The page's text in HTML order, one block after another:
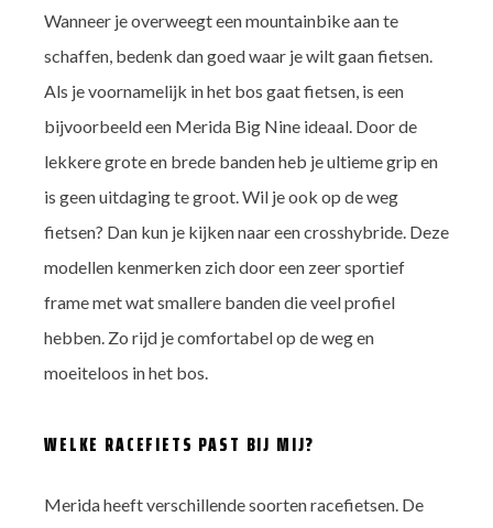
Wanneer je overweegt een mountainbike aan te
schaffen, bedenk dan goed waar je wilt gaan fietsen.
Als je voornamelijk in het bos gaat fietsen, is een
bijvoorbeeld een Merida Big Nine ideaal. Door de
lekkere grote en brede banden heb je ultieme grip en
is geen uitdaging te groot. Wil je ook op de weg
fietsen? Dan kun je kijken naar een crosshybride. Deze
modellen kenmerken zich door een zeer sportief
frame met wat smallere banden die veel profiel
hebben. Zo rijd je comfortabel op de weg en
moeiteloos in het bos.
WELKE RACEFIETS PAST BIJ MIJ?
Merida heeft verschillende soorten racefietsen. De